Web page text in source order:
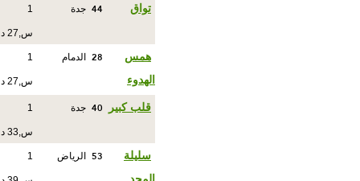
تواق 44 جدة 1
س,27 د
همس
الهدوء
28 الدمام 1
س,27 د
قلب كبير 40 جدة 1
س,33 د
سليلة
53 الرياض 1